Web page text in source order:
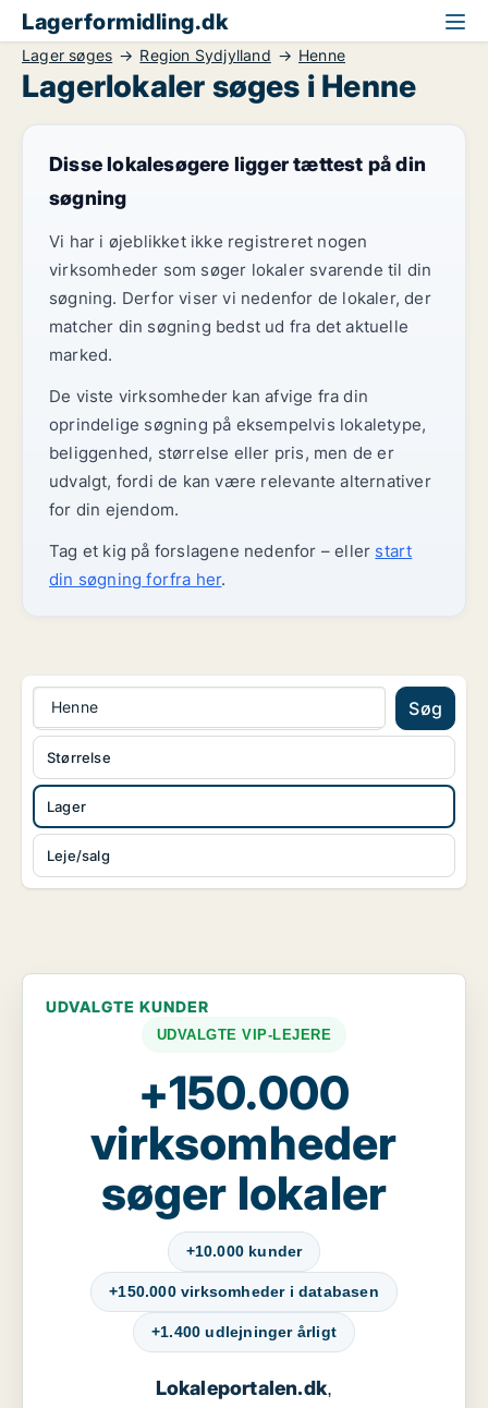
Lagerformidling.dk
Lager søges Region Sydjylland Henne
Lagerlokaler søges i Henne
Disse lokalesøgere ligger tættest på din
søgning
Vi har i øjeblikket ikke registreret nogen
virksomheder som søger lokaler svarende til din
søgning. Derfor viser vi nedenfor de lokaler, der
matcher din søgning bedst ud fra det aktuelle
marked.
De viste virksomheder kan afvige fra din
oprindelige søgning på eksempelvis lokaletype,
beliggenhed, størrelse eller pris, men de er
udvalgt, fordi de kan være relevante alternativer
for din ejendom.
Tag et kig på forslagene nedenfor – eller start
din søgning forfra her.
Henne Søg
Lager
Leje/salg
Størrelse
UDVALGTE KUNDER
UDVALGTE VIP-LEJERE
+150.000
virksomheder
søger lokaler
+10.000 kunder
+150.000 virksomheder i databasen
+1.400 udlejninger årligt
Lokaleportalen.dk,